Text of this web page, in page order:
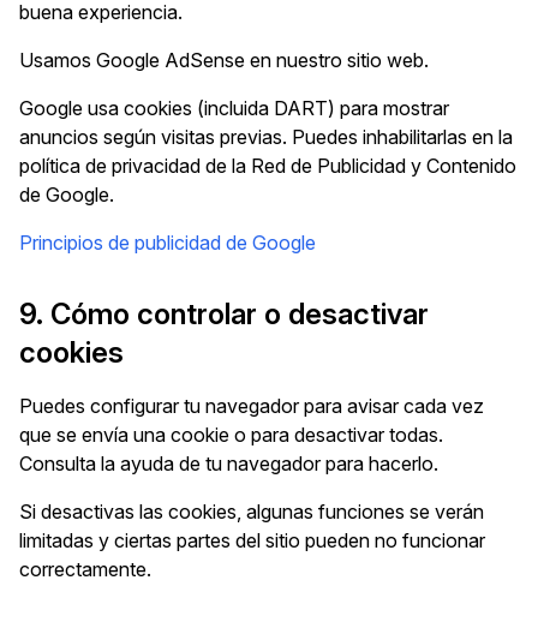
buena experiencia.
Usamos Google AdSense en nuestro sitio web.
Google usa cookies (incluida DART) para mostrar
anuncios según visitas previas. Puedes inhabilitarlas en la
política de privacidad de la Red de Publicidad y Contenido
de Google.
Principios de publicidad de Google
9. Cómo controlar o desactivar
cookies
Puedes configurar tu navegador para avisar cada vez
que se envía una cookie o para desactivar todas.
Consulta la ayuda de tu navegador para hacerlo.
Si desactivas las cookies, algunas funciones se verán
limitadas y ciertas partes del sitio pueden no funcionar
correctamente.